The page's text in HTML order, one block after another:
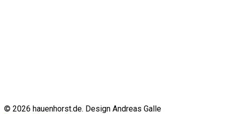
© 2026 hauenhorst.de. Design Andreas Galle